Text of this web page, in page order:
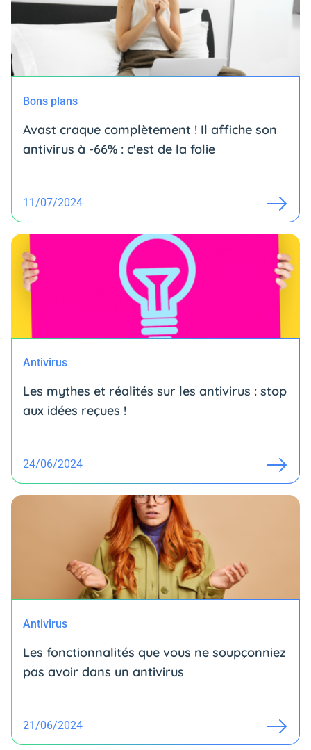
Bons plans
Avast craque complètement ! Il affiche son
antivirus à -66% : c'est de la folie
11/07/2024
Antivirus
Les mythes et réalités sur les antivirus : stop
aux idées reçues !
24/06/2024
Antivirus
Les fonctionnalités que vous ne soupçonniez
pas avoir dans un antivirus
21/06/2024